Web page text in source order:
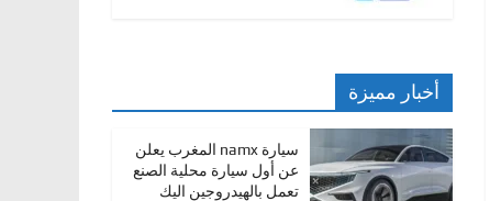
أخبار مميزة
سيارة namx المغرب يعلن
عن أول سيارة محلية الصنع
تعمل بالهيدروجين اليك